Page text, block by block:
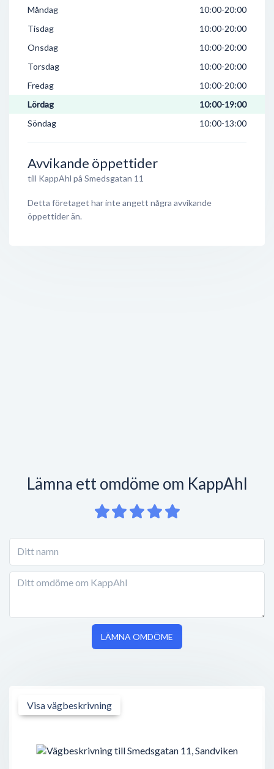
Måndag
10:00-20:00
Tisdag
10:00-20:00
Onsdag
10:00-20:00
Torsdag
10:00-20:00
Fredag
10:00-20:00
Lördag
10:00-19:00
Söndag
10:00-13:00
Avvikande öppettider
till KappAhl på Smedsgatan 11
Detta företaget har inte angett några avvikande
öppettider än.
Lämna ett omdöme om KappAhl
LÄMNA OMDÖME
Visa vägbeskrivning